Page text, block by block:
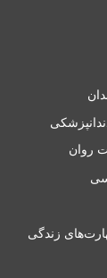
روان
زندگی